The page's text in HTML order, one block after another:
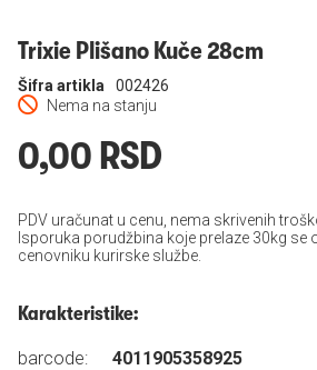
Trixie Plišano Kuče 28cm
Nema na stanju
Šifra artikla 002426
0,00 RSD
PDV uračunat u cenu, nema skrivenih
Isporuka porudžbina koje prelaze 30kg se
cenovniku kurirske službe.
Karakteristike:
barcode:
4011905358925